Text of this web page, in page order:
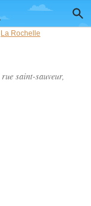
La Rochelle
rue saint-sauveur,